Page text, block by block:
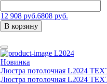
12 908 руб.6808 руб.
В корзину
L2024
Новинка
Люстра потолочная L2024
Люстра потолочная L2024